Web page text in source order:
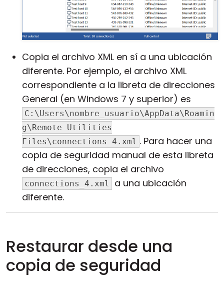
Copia el archivo XML en sí a una ubicación
diferente. Por ejemplo, el archivo XML
correspondiente a la libreta de direcciones
General (en Windows 7 y superior) es
C:\Users\nombre_usuario\AppData\Roamin
g\Remote Utilities
Files\connections_4.xml . Para hacer una
copia de seguridad manual de esta libreta
de direcciones, copia el archivo
connections_4.xml
a una ubicación
diferente.
Restaurar desde una
copia de seguridad